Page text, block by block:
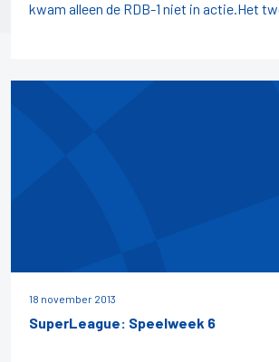
kwam alleen de RDB-1 niet in actie.Het
18 november 2013
SuperLeague: Speelweek 6